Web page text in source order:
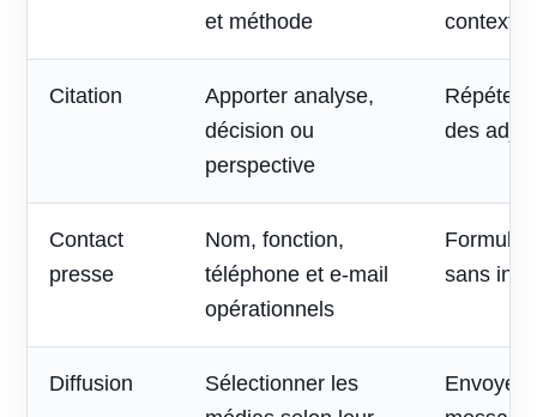
et méthode
contexte
Citation
Apporter analyse,
décision ou
perspective
Répéter
des
Contact
presse
Nom, fonction,
téléphone et e-mail
opérationnels
sans
Diffusion
Sélectionner les
Envoyer